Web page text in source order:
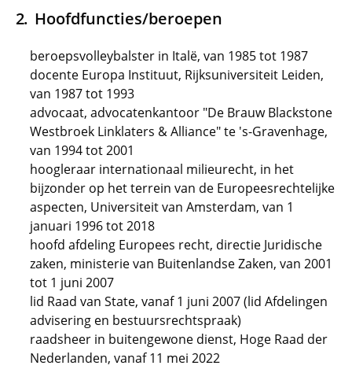
Hoofdfuncties/beroepen
beroepsvolleybalster in Italë, van 1985 tot 1987
docente Europa Instituut, Rijksuniversiteit Leiden,
van 1987 tot 1993
advocaat, advocatenkantoor "De Brauw Blackstone
Westbroek Linklaters & Alliance" te 's-Gravenhage,
van 1994 tot 2001
hoogleraar internationaal milieurecht, in het
bijzonder op het terrein van de Europeesrechtelijke
aspecten, Universiteit van Amsterdam, van 1
januari 1996 tot 2018
hoofd afdeling Europees recht, directie Juridische
zaken, ministerie van Buitenlandse Zaken, van 2001
tot 1 juni 2007
lid Raad van State, vanaf 1 juni 2007 (lid Afdelingen
advisering en bestuursrechtspraak)
raadsheer in buitengewone dienst, Hoge Raad der
Nederlanden, vanaf 11 mei 2022